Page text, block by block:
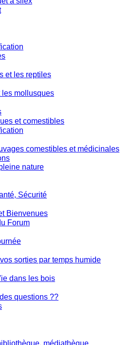
et les reptiles
mollusques
et comestibles
comestibles et médicinales
nature
Sécurité
Bienvenues
Forum
sorties par temps humide
dans les bois
questions ??